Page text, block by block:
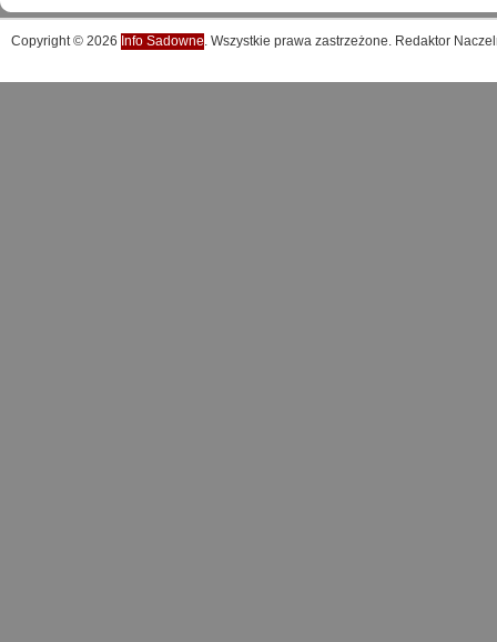
Copyright © 2026 Info Sadowne. Wszystkie prawa zastrzeżone. Redaktor